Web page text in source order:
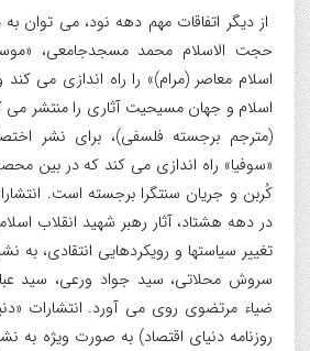
از دیگر اتفاقات مهم دهه نود، می توان به
حجت الاسلام محمد مسجدجامعی،
اسلام معاصر (مرام)» را راه اندازی می
اسلام و جهان مسیحیت آثاری را منتشر می
(مترجم برجسته فلسفی)، برای نشر
«سوفیا» راه اندازی می کند که در بین
کُربن و جریان سنتگرا برجسته است.
در دهه هشتاد، آثار رهبر شهید انقلاب
تغییر سیاستها و رویکردهایی انتقادی، به
سروش محلاتی، سید جواد ورعی، سید
ضیاء مرتضوی روی می آورد. انتشارات
روزنامه دنیای اقتصاد) به صورت ویژه به